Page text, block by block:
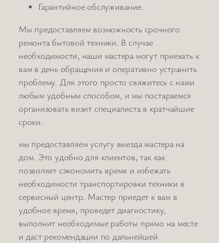
Гарантийное обслуживание.
Мы предоставляем возможность срочного
ремонта бытовой техники. В случае
необходимости, наши мастера могут приехать к
вам в день обращения и оперативно устранить
проблему. Для этого просто свяжитесь с нами
любым удобным способом, и мы постараемся
организовать визит специалиста в кратчайшие
сроки.
мы предоставляем услугу выезда мастера на
дом. Это удобно для клиентов, так как
позволяет сэкономить время и избежать
необходимости транспортировки техники в
сервисный центр. Мастер приедет к вам в
удобное время, проведет диагностику,
выполнит необходимые работы прямо на месте
и даст рекомендации по дальнейшей